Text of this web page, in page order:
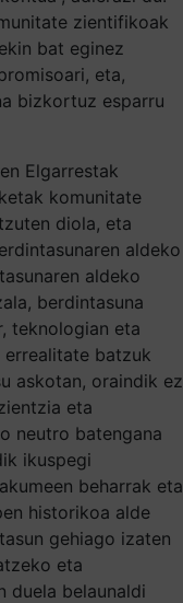
zientifikoak
bat eginez
eta,
bizkortuz esparru
Elgarrestak
komunitate
diola, eta
aldeko
aldeko
berdintasuna
teknologian eta
errealitate batzuk
askotan, oraindik ez
eta
neutro batengana
ikuspegi
beharrak eta
historikoa alde
gehiago izaten
eta
duela belaunaldi